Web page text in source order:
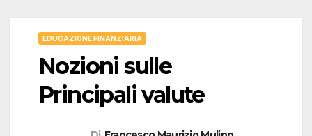
EDUCAZIONE FINANZIARIA
Nozioni sulle
Principali valute